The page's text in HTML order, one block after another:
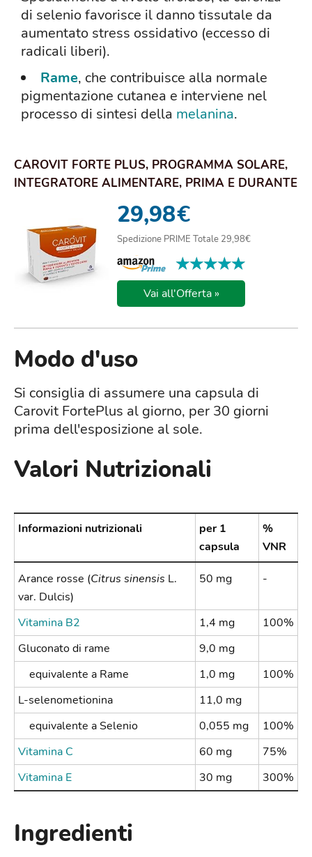
di selenio favorisce il danno tissutale da
aumentato stress ossidativo (eccesso di
radicali liberi).
Rame, che contribuisce alla normale
pigmentazione cutanea e interviene nel
processo di sintesi della melanina.
CAROVIT FORTE PLUS, PROGRAMMA SOLARE,
INTEGRATORE ALIMENTARE, PRIMA E DURANTE
29,98€
Spedizione PRIME Totale 29,98€
★★★★★
★★★★★
Vai all'Offerta »
Modo d'uso
Si consiglia di assumere una capsula di
Carovit FortePlus al giorno, per 30 giorni
prima dell'esposizione al sole.
Valori Nutrizionali
Informazioni nutrizionali
per 1
capsula
%
VNR
Arance rosse (Citrus sinensis L.
var. Dulcis)
50 mg -
Vitamina B2 1,4 mg
100%
Gluconato di rame
9,0 mg
equivalente a Rame
1,0 mg
100%
L-selenometionina
11,0 mg
equivalente a Selenio
0,055 mg
100%
Vitamina C
60 mg
75%
Vitamina E
30 mg 300%
Ingredienti